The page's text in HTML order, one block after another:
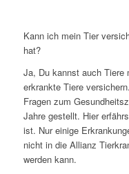
Kann ich mein Tier
hat?
Ja, Du kannst auch Tiere
erkrankte Tiere
Fragen zum
Jahre gestellt. Hier
ist. Nur einige
nicht in die Allianz
werden kann.